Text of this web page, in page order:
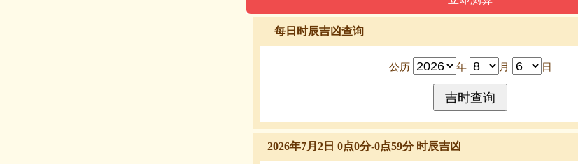
每日时辰吉凶查询
公历 年 月 日
2026年7月2日 0点0分-0点59分 时辰吉凶